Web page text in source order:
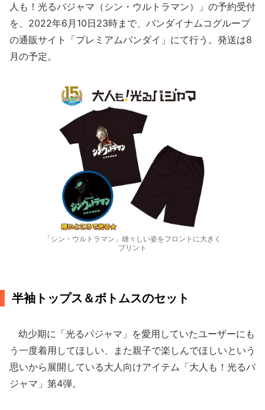
人も！光るパジャマ（シン・ウルトラマン）」の予約受付
を、2022年6月10日23時まで、バンダイナムコグループ
の通販サイト「プレミアムバンダイ」にて行う。発送は8
月の予定。
「シン・ウルトラマン」雄々しい姿をフロントに大きく
プリント
半袖トップス＆ボトムスのセット
幼少期に「光るパジャマ」を愛用していたユーザーにも
う一度着用してほしい、また親子で楽しんでほしいという
思いから展開している大人向けアイテム「大人も！光るパ
ジャマ」第4弾。